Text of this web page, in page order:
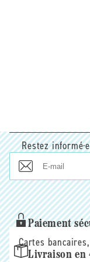
Restez
E-
mail
Paiement
Cartes
Livraison en